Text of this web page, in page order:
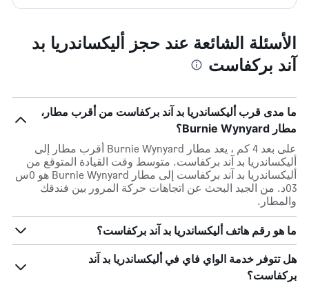
الأسئلة الشائعة عند حجز أليكساندريا بد
آند بركفاست
ما مدى قرب أليكساندريا بد آند بركفاست من أقرب مطار،
مطار Burnie Wynyard؟
على بعد 4 كم ، يعد مطار Burnie Wynyard أقرب مطار إلى
أليكساندريا بد آند بركفاست. متوسط وقت القيادة المتوقع من
أليكساندريا بد آند بركفاست إلى مطار Burnie Wynyard هو 0س
03د. من الجيد البحث عن اتجاهات حركة المرور بين فندقك
والمطار.
ما هو رقم هاتف أليكساندريا بد آند بركفاست؟
هل تتوفر خدمة الواي فاي في أليكساندريا بد آند
بركفاست؟